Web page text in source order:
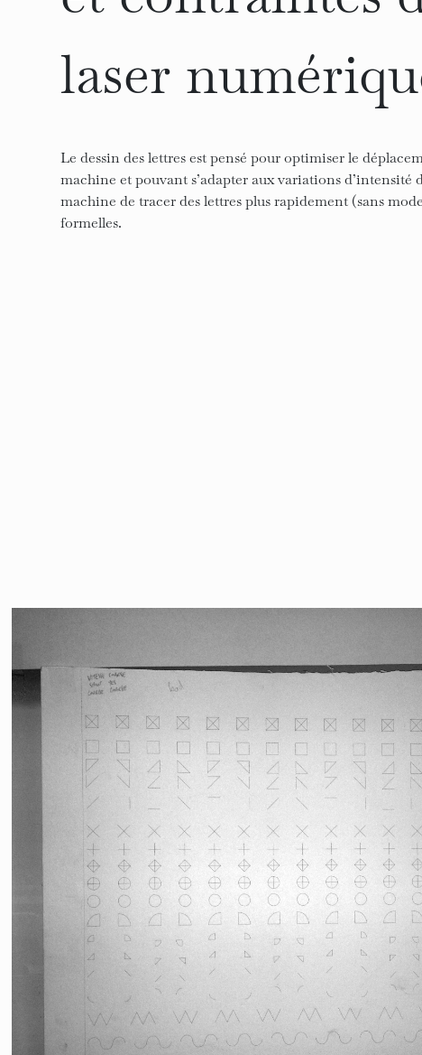
laser
Le dessin des lettres est pensé pour optimiser le
machine et pouvant s’adapter aux variations d’intensité
machine de tracer des lettres plus rapidement (sans
formelles.